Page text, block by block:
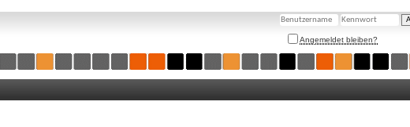
Angemeldet bleiben?